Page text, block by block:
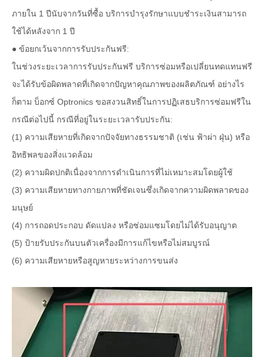
ภายใน 1 ปีนับจากวันที่ซื้อ บริการบำรุงรักษาแบบชำระเงินสามารถ
ใช้ได้หลังจาก 1 ปี
● ข้อยกเว้นจากการรับประกันฟรี:
ในช่วงระยะเวลาการรับประกันฟรี บริการซ่อมหรือเปลี่ยนทดแทนฟรี
จะได้รับข้อผิดพลาดที่เกิดจากปัญหาคุณภาพของผลิตภัณฑ์ อย่างไร
ก็ตาม บ็อกซ์ Optronics ขอสงวนสิทธิ์ในการปฏิเสธบริการซ่อมฟรีใน
กรณีต่อไปนี้ กรณีที่อยู่ในระยะเวลารับประกัน:
(1) ความเสียหายที่เกิดจากปัจจัยทางธรรมชาติ (เช่น ฟ้าผ่า ฝุ่น) หรือ
อิทธิพลของสิ่งแวดล้อม
(2) ความผิดปกติเนื่องจากการดำเนินการที่ไม่เหมาะสมโดยผู้ใช้
(3) ความเสียหายทางกายภาพที่ชัดเจนซึ่งเกิดจากความผิดพลาดของ
มนุษย์
(4) การถอดประกอบ ดัดแปลง หรือซ่อมแซมโดยไม่ได้รับอนุญาต
(5) ป้ายรับประกันบนตัวเครื่องมีการแก้ไขหรือไม่สมบูรณ์
(6) ความเสียหายหรือสูญหายระหว่างการขนส่ง